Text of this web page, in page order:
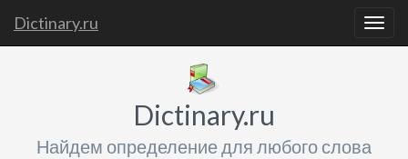
Dictinary.ru
Dictinary.ru
Найдем определение для любого слова